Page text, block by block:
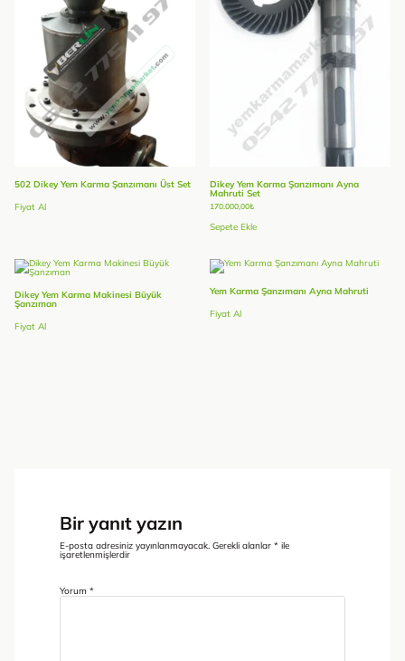
502 Dikey Yem Karma Şanzımanı Üst Set
Fiyat Al
Dikey Yem Karma Şanzımanı Ayna
Mahruti Set
170.000,00₺
Sepete Ekle
Dikey Yem Karma Makinesi Büyük
Şanzıman
Fiyat Al
Yem Karma Şanzımanı Ayna Mahruti
Fiyat Al
Bir yanıt yazın
E-posta adresiniz yayınlanmayacak. Gerekli alanlar * ile
işaretlenmişlerdir
Yorum *